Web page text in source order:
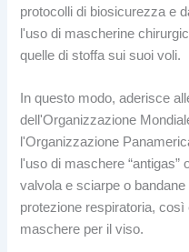
protocolli di biosicurezza e
l'uso di mascherine
quelle di stoffa sui suoi voli.
In questo modo, aderisce
dell'Organizzazione
l'Organizzazione
l'uso di maschere
valvola e sciarpe o
protezione respiratoria,
maschere per il viso.